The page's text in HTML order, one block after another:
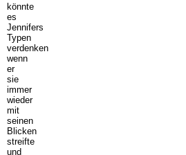
könnte
es
Jennifers
Typen
verdenken
wenn
er
sie
immer
wieder
mit
seinen
Blicken
streifte
und